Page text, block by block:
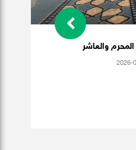
والعاشر
2026-